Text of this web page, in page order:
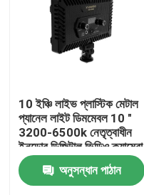
10 ইঞ্চি লাইভ প্লাস্টিক মেটাল
প্যানেল লাইট ডিমমেবল 10 "
3200-6500k নেতৃত্বাধীন
ইনডোর ডিজিটাল ভিডিও ক্যামেরা
LED লাইট
অনুসন্ধান পাঠান